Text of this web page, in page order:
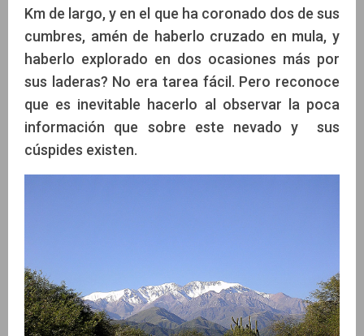
Km de largo, y en el que ha coronado dos de sus
cumbres, amén de haberlo cruzado en mula, y
haberlo explorado en dos ocasiones más por
sus laderas? No era tarea fácil. Pero reconoce
que es inevitable hacerlo al observar la poca
información que sobre este nevado y sus
cúspides existen.